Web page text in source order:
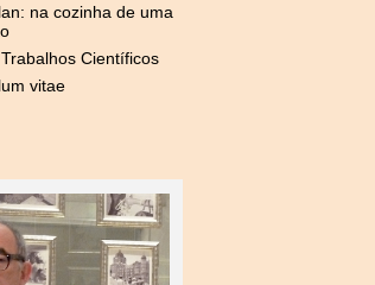
na cozinha de uma
Científicos
vitae